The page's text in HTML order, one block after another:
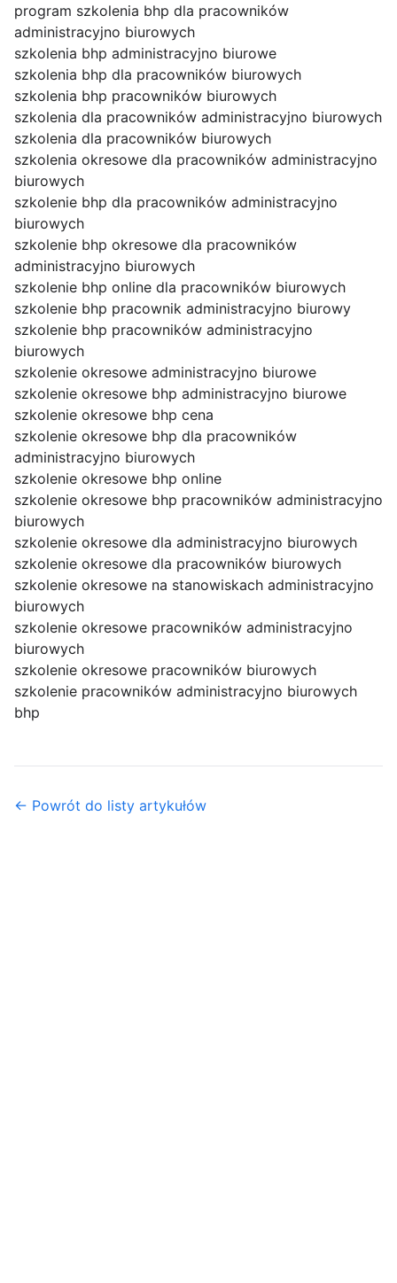
program szkolenia bhp dla pracowników
administracyjno biurowych
szkolenia bhp administracyjno biurowe
szkolenia bhp dla pracowników biurowych
szkolenia bhp pracowników biurowych
szkolenia dla pracowników administracyjno biurowych
szkolenia dla pracowników biurowych
szkolenia okresowe dla pracowników administracyjno
biurowych
szkolenie bhp dla pracowników administracyjno
biurowych
szkolenie bhp okresowe dla pracowników
administracyjno biurowych
szkolenie bhp online dla pracowników biurowych
szkolenie bhp pracownik administracyjno biurowy
szkolenie bhp pracowników administracyjno
biurowych
szkolenie okresowe administracyjno biurowe
szkolenie okresowe bhp administracyjno biurowe
szkolenie okresowe bhp cena
szkolenie okresowe bhp dla pracowników
administracyjno biurowych
szkolenie okresowe bhp online
szkolenie okresowe bhp pracowników administracyjno
biurowych
szkolenie okresowe dla administracyjno biurowych
szkolenie okresowe dla pracowników biurowych
szkolenie okresowe na stanowiskach administracyjno
biurowych
szkolenie okresowe pracowników administracyjno
biurowych
szkolenie okresowe pracowników biurowych
szkolenie pracowników administracyjno biurowych
bhp
← Powrót do listy artykułów